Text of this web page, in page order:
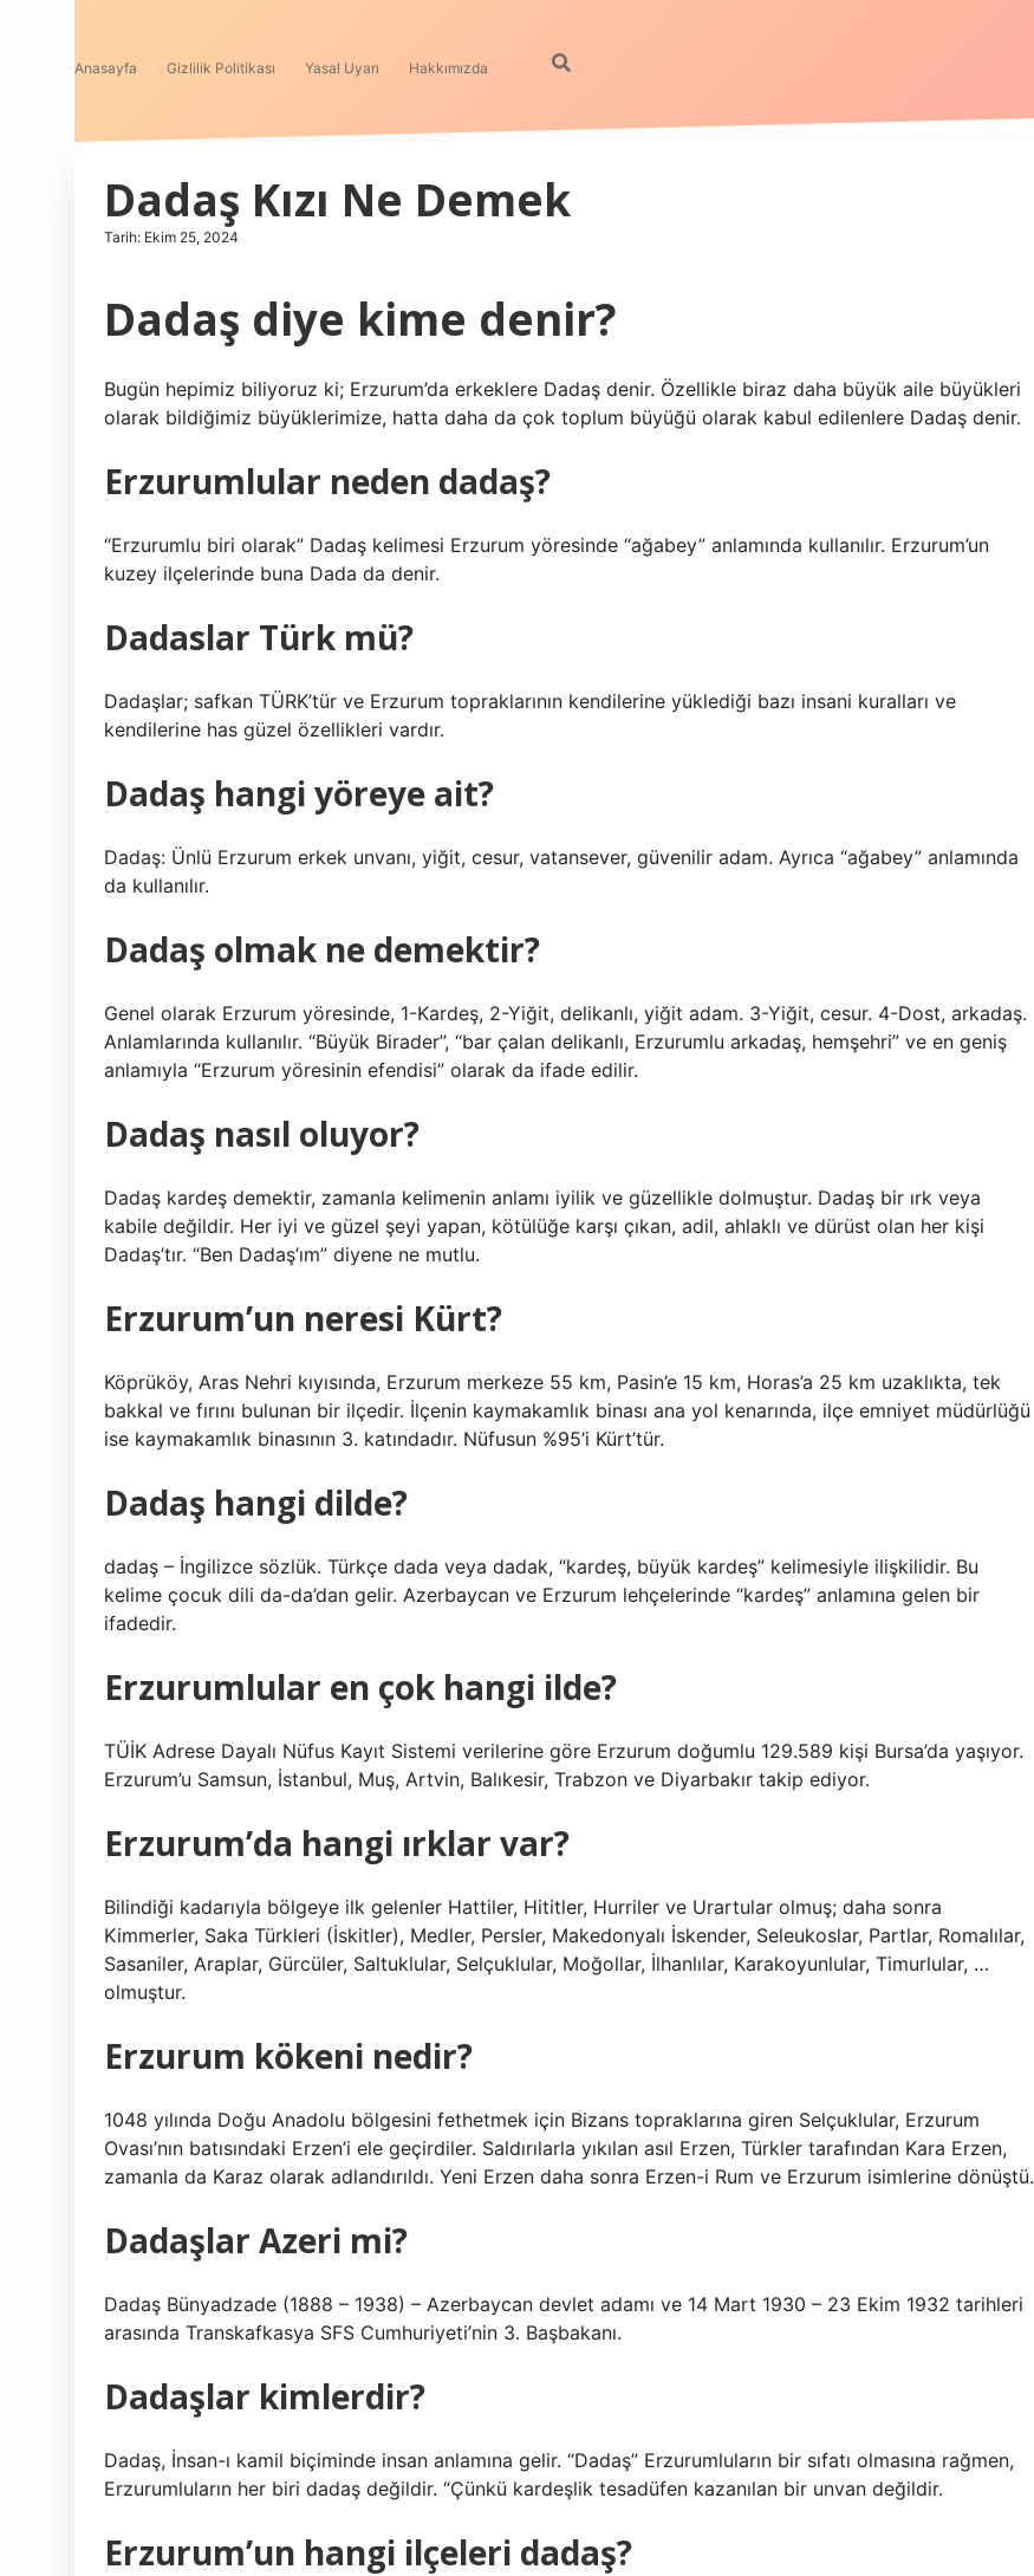
Anasayfa Gizlilik Politikası Yasal Uyarı Hakkımızda
Dadaş Kızı Ne Demek
Tarih: Ekim 25, 2024
Dadaş diye kime denir?
Bugün hepimiz biliyoruz ki; Erzurum’da erkeklere Dadaş denir. Özellikle biraz daha büyük aile büyükleri
olarak bildiğimiz büyüklerimize, hatta daha da çok toplum büyüğü olarak kabul edilenlere Dadaş denir.
Erzurumlular neden dadaş?
“Erzurumlu biri olarak” Dadaş kelimesi Erzurum yöresinde “ağabey” anlamında kullanılır. Erzurum’un
kuzey ilçelerinde buna Dada da denir.
Dadaslar Türk mü?
Dadaşlar; safkan TÜRK’tür ve Erzurum topraklarının kendilerine yüklediği bazı insani kuralları ve
kendilerine has güzel özellikleri vardır.
Dadaş hangi yöreye ait?
Dadaş: Ünlü Erzurum erkek unvanı, yiğit, cesur, vatansever, güvenilir adam. Ayrıca “ağabey” anlamında
da kullanılır.
Dadaş olmak ne demektir?
Genel olarak Erzurum yöresinde, 1-Kardeş, 2-Yiğit, delikanlı, yiğit adam. 3-Yiğit, cesur. 4-Dost, arkadaş.
Anlamlarında kullanılır. “Büyük Birader”, “bar çalan delikanlı, Erzurumlu arkadaş, hemşehri” ve en geniş
anlamıyla “Erzurum yöresinin efendisi” olarak da ifade edilir.
Dadaş nasıl oluyor?
Dadaş kardeş demektir, zamanla kelimenin anlamı iyilik ve güzellikle dolmuştur. Dadaş bir ırk veya
kabile değildir. Her iyi ve güzel şeyi yapan, kötülüğe karşı çıkan, adil, ahlaklı ve dürüst olan her kişi
Dadaş’tır. “Ben Dadaş’ım” diyene ne mutlu.
Erzurum’un neresi Kürt?
Köprüköy, Aras Nehri kıyısında, Erzurum merkeze 55 km, Pasin’e 15 km, Horas’a 25 km uzaklıkta, tek
bakkal ve fırını bulunan bir ilçedir. İlçenin kaymakamlık binası ana yol kenarında, ilçe emniyet müdürlüğü
ise kaymakamlık binasının 3. katındadır. Nüfusun %95’i Kürt’tür.
Dadaş hangi dilde?
dadaş – İngilizce sözlük. Türkçe dada veya dadak, “kardeş, büyük kardeş” kelimesiyle ilişkilidir. Bu
kelime çocuk dili da-da’dan gelir. Azerbaycan ve Erzurum lehçelerinde “kardeş” anlamına gelen bir
ifadedir.
Erzurumlular en çok hangi ilde?
TÜİK Adrese Dayalı Nüfus Kayıt Sistemi verilerine göre Erzurum doğumlu 129.589 kişi Bursa’da yaşıyor.
Erzurum’u Samsun, İstanbul, Muş, Artvin, Balıkesir, Trabzon ve Diyarbakır takip ediyor.
Erzurum’da hangi ırklar var?
Bilindiği kadarıyla bölgeye ilk gelenler Hattiler, Hititler, Hurriler ve Urartular olmuş; daha sonra
Kimmerler, Saka Türkleri (İskitler), Medler, Persler, Makedonyalı İskender, Seleukoslar, Partlar, Romalılar,
Sasaniler, Araplar, Gürcüler, Saltuklular, Selçuklular, Moğollar, İlhanlılar, Karakoyunlular, Timurlular, …
olmuştur.
Erzurum kökeni nedir?
1048 yılında Doğu Anadolu bölgesini fethetmek için Bizans topraklarına giren Selçuklular, Erzurum
Ovası’nın batısındaki Erzen’i ele geçirdiler. Saldırılarla yıkılan asıl Erzen, Türkler tarafından Kara Erzen,
zamanla da Karaz olarak adlandırıldı. Yeni Erzen daha sonra Erzen-i Rum ve Erzurum isimlerine dönüştü.
Dadaşlar Azeri mi?
Dadaş Bünyadzade (1888 – 1938) – Azerbaycan devlet adamı ve 14 Mart 1930 – 23 Ekim 1932 tarihleri ​​
arasında Transkafkasya SFS Cumhuriyeti’nin 3. Başbakanı.
Dadaşlar kimlerdir?
Dadaş, İnsan-ı kamil biçiminde insan anlamına gelir. “Dadaş” Erzurumluların bir sıfatı olmasına rağmen,
Erzurumluların her biri dadaş değildir. “Çünkü kardeşlik tesadüfen kazanılan bir unvan değildir.
Erzurum’un hangi ilçeleri dadaş?